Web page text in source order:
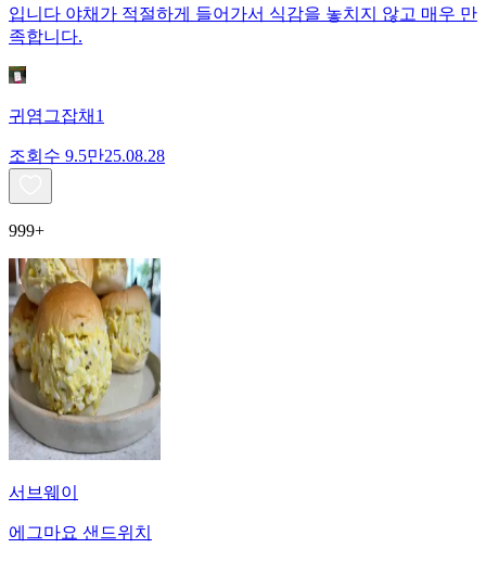
입니다 야채가 적절하게 들어가서 식감을 놓치지 않고 매우 만
족합니다.
귀염그잡채1
조회수 9.5만25.08.28
999+
서브웨이
에그마요 샌드위치